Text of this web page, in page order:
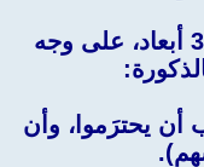
وخلصت الدراسة إلى أن هناك 3 أبعاد، على وجه
أن يحترَموا، وأن